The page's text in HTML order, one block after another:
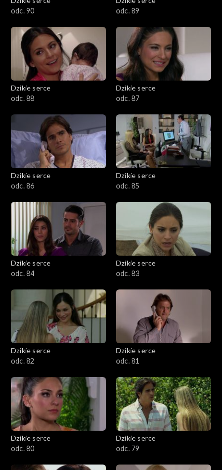
odc. 90
odc. 89
Dzikie serce
odc. 88
Dzikie serce
odc. 87
Dzikie serce
odc. 86
Dzikie serce
odc. 85
Dzikie serce
odc. 84
Dzikie serce
odc. 83
Dzikie serce
odc. 82
Dzikie serce
odc. 81
Dzikie serce
odc. 80
Dzikie serce
odc. 79